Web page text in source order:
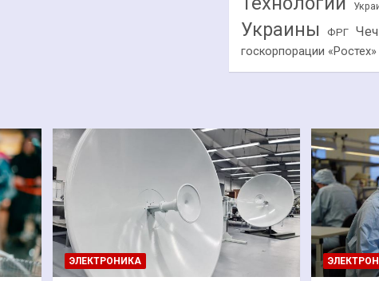
Украины ФРГ
госкорпорации «Ростех»
ЭЛЕКТРОНИКА